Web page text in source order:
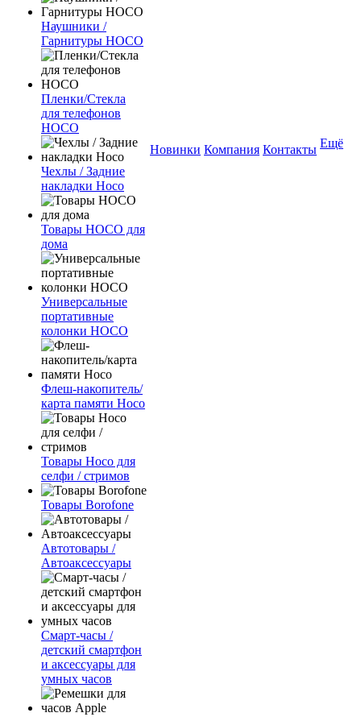
Наушники /
Гарнитуры HOCO
Пленки/Стекла
для телефонов
HOCO
Чехлы / Задние
накладки Hoco
Товары HOCO для
дома
Универсальные
портативные
колонки HOCO
Флеш-накопитель/
карта памяти Hoco
Товары Hoco для
селфи / стримов
Товары Borofone
Автотовары /
Автоаксессуары
Смарт-часы /
детский смартфон
и аксессуары для
умных часов
Новинки Компания Контакты Ещё